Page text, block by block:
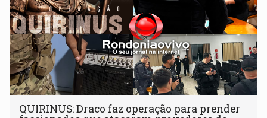
QUIRINUS: Draco faz operação para prender